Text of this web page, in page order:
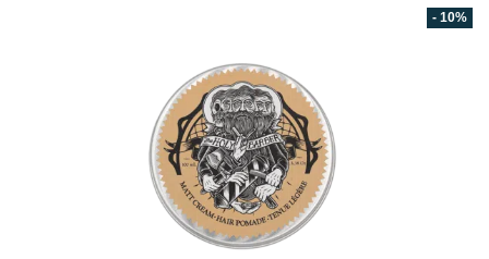
- 10%